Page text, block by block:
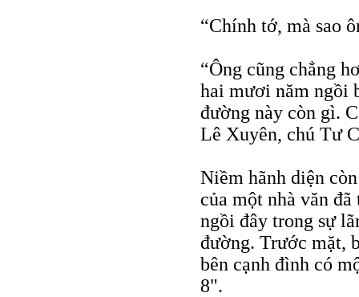
“Chính tớ, mà sao
“Ông cũng chẳng
hai mươi năm ngồi
đường này còn gì.
Lê Xuyên, chú Tư
Niềm hãnh diện
của một nhà văn
ngồi đây trong sự
đường. Trước mặt,
bên cạnh đình có
8".